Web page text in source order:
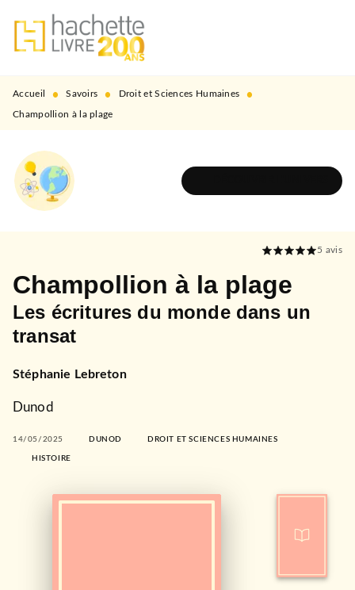
MENU RECHERCHE
PIED DE PAGE
Accueil • Savoirs • Droit et Sciences Humaines •
Champollion à la plage
5 avis
Champollion à la plage
Les écritures du monde dans un
transat
Stéphanie Lebreton
Dunod
14/05/2025 DUNOD DROIT ET SCIENCES HUMAINES
HISTOIRE